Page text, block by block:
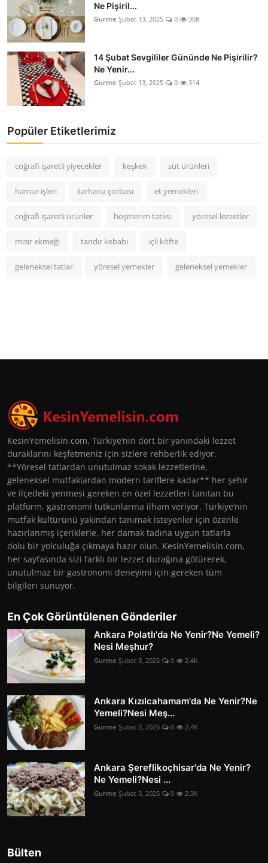
Ne Pişiril...
Gurme Şubat 13, 2025 0 308
14 Şubat Sevgililer Gününde Ne Pişirilir?
Ne Yenir...
Gurme Şubat 13, 2025 0 314
Popüler Etiketlerimiz
coğrafi işaretli yiyecekler keşkek süt ürünleri
hamur işleri tarhana çorbası et yemekleri
coğrafi işaretli ürünler höşmerim tatlısı yöresel lezzetler
mısır ekmeği tandır kebabı içli köfte
geleneksel tatlar yöresel yemekler geleneksel yemekler
KesinYemelisin.com, Türkiye’nin dört bir yanındaki lezzet
duraklarını keşfetmeniz için sizlere rehberlik ediyor.
**Yöresel tatlardan unutulmaz sokak lezzetlerine,
geleneksel mutfaklardan modern tariflere kadar** her şehir
ve ilçedeki yenmesi gereken en özel lezzetleri tanıtan bu
platform, gastronomi tutkunlarına ilham veriyor. Türkiye’nin
mutfak kültürünü yakından tanımak isteyenler için özenle
hazırlanmış içeriklerle, her damak tadına uygun tatlarla
dolu bir yolculuğa çıkmaya hazır olun. KesinYemelisin.com,
her sayfasında sizi farklı bir lezzet durağına götürerek,
unutulmaz bir gastronomi deneyimi için gereken tüm
bilgileri sunuyor.
En Çok Görüntülenen Gönderiler
Ankara Polatlı'da Ne Yenir?Ne Yemeli?
Nesi Meşhur?
Gurme Şubat 3, 2025 0 2.4K
Ankara Kızılcahamam'da Ne Yenir?Ne
Yemeli?Nesi Meş...
Gurme Şubat 3, 2025 0 2.4K
Ankara Şereflikoçhisar'da Ne Yenir?
Ne Yemeli?Nesi ...
Gurme Şubat 3, 2025 0 2.3K
Bülten